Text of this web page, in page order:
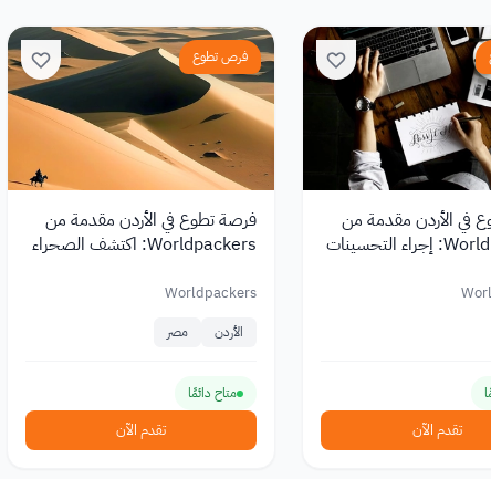
في الأردن مقدمة من
Worldpackers: إجراء التحسينات
تقدم الآن
فرص تطوع
فرصة تطوع في الأردن مقدمة من
Worldpackers: اكتشف الصحراء
Worldpackers
الأردن مصر
متاح دائمًا
تقدم الآن